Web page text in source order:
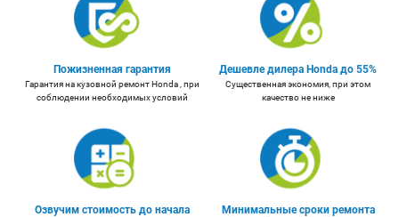
Пожизненная гарантия
Гарантия на кузовной ремонт Honda , при
соблюдении необходимых условий
Дешевле дилера Honda до 55%
Существенная экономия, при этом
качество не ниже
Озвучим стоимость до начала
Минимальные сроки ремонта